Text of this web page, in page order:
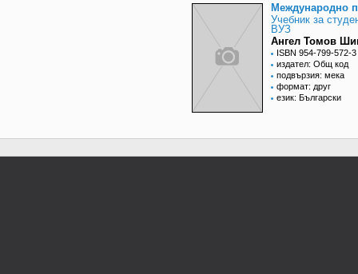
Международно
Учебник за
ВУЗ
Ангел Томов
ISBN 954-799-572-3
издател: Общ код
подвързия: мека
формат: друг
език: Български